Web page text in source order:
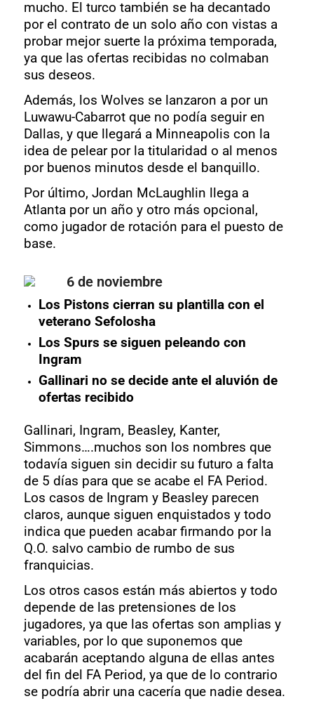
mucho. El turco también se ha decantado
por el contrato de un solo año con vistas a
probar mejor suerte la próxima temporada,
ya que las ofertas recibidas no colmaban
sus deseos.
Además, los Wolves se lanzaron a por un
Luwawu-Cabarrot que no podía seguir en
Dallas, y que llegará a Minneapolis con la
idea de pelear por la titularidad o al menos
por buenos minutos desde el banquillo.
Por último, Jordan McLaughlin llega a
Atlanta por un año y otro más opcional,
como jugador de rotación para el puesto de
base.
6 de noviembre
Los Pistons cierran su plantilla con el
veterano Sefolosha
Los Spurs se siguen peleando con
Ingram
Gallinari no se decide ante el aluvión de
ofertas recibido
Gallinari, Ingram, Beasley, Kanter,
Simmons….muchos son los nombres que
todavía siguen sin decidir su futuro a falta
de 5 días para que se acabe el FA Period.
Los casos de Ingram y Beasley parecen
claros, aunque siguen enquistados y todo
indica que pueden acabar firmando por la
Q.O. salvo cambio de rumbo de sus
franquicias.
Los otros casos están más abiertos y todo
depende de las pretensiones de los
jugadores, ya que las ofertas son amplias y
variables, por lo que suponemos que
acabarán aceptando alguna de ellas antes
del fin del FA Period, ya que de lo contrario
se podría abrir una cacería que nadie desea.